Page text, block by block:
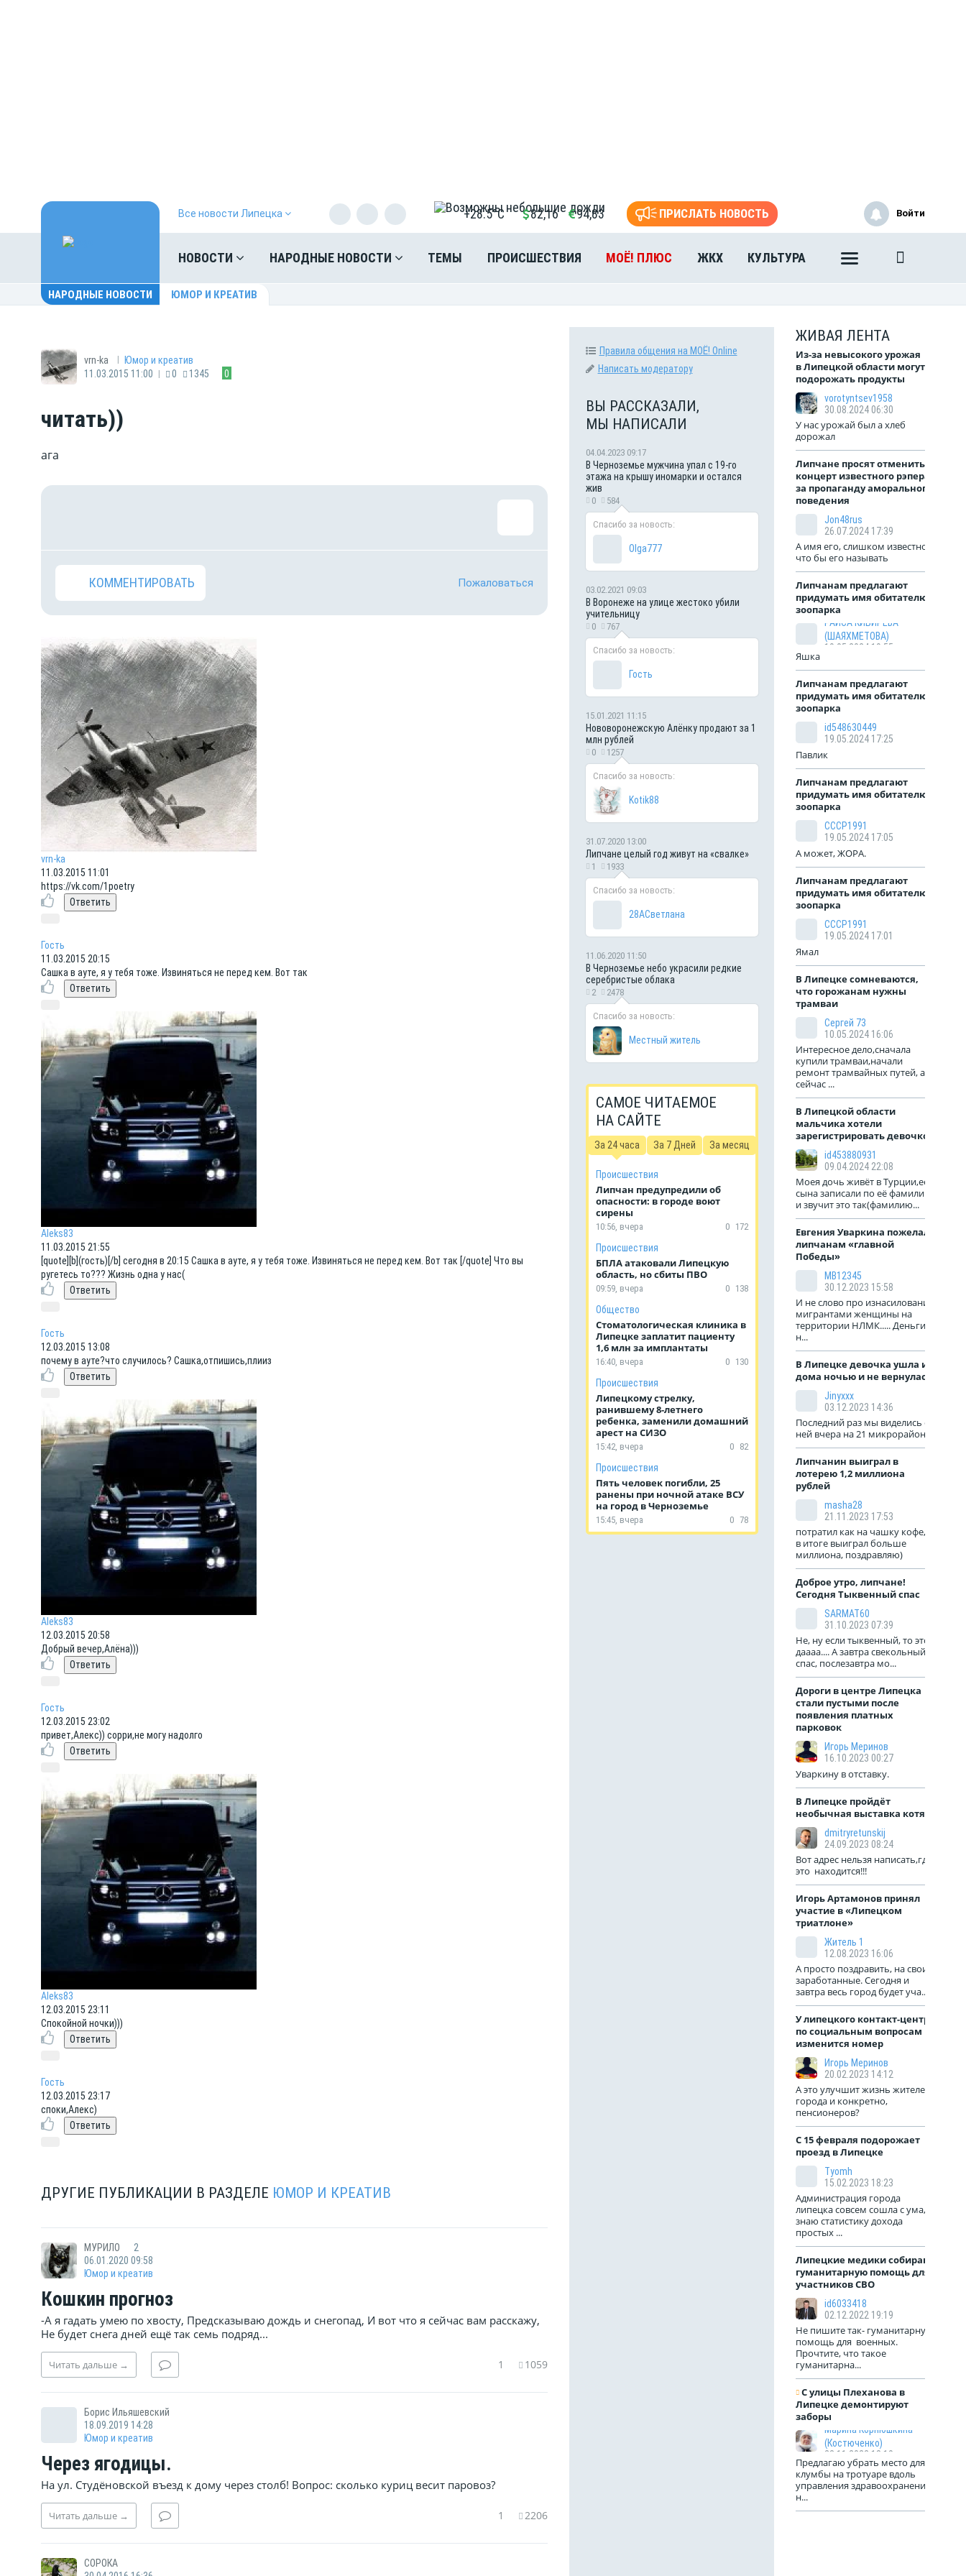
Все новости Липецка +28.5°C 82,16 94,83 ПРИСЛАТЬ НОВОСТЬ
НОВОСТИ НАРОДНЫЕ НОВОСТИ ТЕМЫ ПРОИСШЕСТВИЯ МОЁ! ПЛЮС ЖКХ КУЛЬТУРА
Войти
НАРОДНЫЕ НОВОСТИ ЮМОР И КРЕАТИВ
vrn-ka |
Юмор и креатив
11.03.2015 11:00 | 0 1345 0
читать))
ага
КОММЕНТИРОВАТЬ Пожаловаться
vrn-ka
11.03.2015 11:01
https://vk.com/1poetry
Гость
11.03.2015 20:15
Сашка в ауте, я у тебя тоже. Извиняться не перед кем. Вот так
Aleks83
11.03.2015 21:55
[quote][b](гость)[/b] сегодня в 20:15 Сашка в ауте, я у тебя тоже. Извиняться не перед кем. Вот так [/quote] Что вы
ругетесь то??? Жизнь одна у нас(
Гость
12.03.2015 13:08
почему в ауте?что случилось? Сашка,отпишись,плииз
Aleks83
12.03.2015 20:58
Добрый вечер,Алёна)))
Гость
12.03.2015 23:02
привет,Алекс)) сорри,не могу надолго
Aleks83
12.03.2015 23:11
Спокойной ночки)))
Гость
12.03.2015 23:17
споки,Алекс)
ДРУГИЕ ПУБЛИКАЦИИ В РАЗДЕЛЕ ЮМОР И КРЕАТИВ
МУРИЛО
2
06.01.2020 09:58
Юмор и креатив
Кошкин прогноз
-А я гадать умею по хвосту, Предсказываю дождь и снегопад, И вот что я сейчас вам расскажу,
Не будет снега дней ещё так семь подряд...
Читать дальше → 1 1059
Борис Ильяшевский
18.09.2019 14:28
Юмор и креатив
Через ягодицы.
На ул. Студёновской въезд к дому через столб! Вопрос: сколько куриц весит паровоз?
Читать дальше → 1 2206
СОРОКА
Правила общения на МОЁ! Online
Написать модератору
ВЫ РАССКАЗАЛИ,
МЫ НАПИСАЛИ
04.04.2023 09:17
В Черноземье мужчина упал с 19-го
этажа на крышу иномарки и остался
жив
0 584
Спасибо за новость:
Olga777
03.02.2021 09:03
В Воронеже на улице жестоко убили
учительницу
0 767
Спасибо за новость:
Гость
15.01.2021 11:15
Нововоронежскую Алёнку продают за 1
млн рублей
0 1257
Спасибо за новость:
Kotik88
31.07.2020 13:00
Липчане целый год живут на «свалке»
1 1933
Спасибо за новость:
28АСветлана
11.06.2020 11:50
В Черноземье небо украсили редкие
серебристые облака
2 2478
Спасибо за новость:
Местный житель
САМОЕ ЧИТАЕМОЕ
НА САЙТЕ
За 24 часа За 7 Дней За месяц
Происшествия
Липчан предупредили об
опасности: в городе воют
сирены
10:56, вчера 0 172
Происшествия
БПЛА атаковали Липецкую
область, но сбиты ПВО
09:59, вчера 0 138
Общество
Стоматологическая клиника в
Липецке заплатит пациенту
1,6 млн за имплантаты
16:40, вчера 0 130
Происшествия
Липецкому стрелку,
ранившему 8-летнего
ребенка, заменили домашний
арест на СИЗО
15:42, вчера 0 82
Происшествия
Пять человек погибли, 25
ранены при ночной атаке ВСУ
на город в Черноземье
15:45, вчера 0 78
ЖИВАЯ ЛЕНТА
Из-за невысокого урожая
в Липецкой области могут
подорожать продукты
vorotyntsev1958
30.08.2024 06:30
У нас урожай был а хлеб
дорожал
Липчане просят отменить
концерт известного рэпера
за пропаганду аморального
поведения
Jon48rus
26.07.2024 17:39
А имя его, слишком известное,
что бы его называть
Липчанам предлагают
придумать имя обитателю
зоопарка
РАИСА КИБИРЕВА
(ШАЯХМЕТОВА)
19.05.2024 19:55
Яшка
Липчанам предлагают
придумать имя обитателю
зоопарка
id548630449
19.05.2024 17:25
Павлик
Липчанам предлагают
придумать имя обитателю
зоопарка
СССР1991
19.05.2024 17:05
А может, ЖОРА.
Липчанам предлагают
придумать имя обитателю
зоопарка
СССР1991
19.05.2024 17:01
Ямал
В Липецке сомневаются,
что горожанам нужны
трамваи
Сергей 73
10.05.2024 16:06
Интересное дело,сначала
купили трамваи,начали
ремонт трамвайных путей, а
сейчас ...
В Липецкой области
мальчика хотели
зарегистрировать девочкой
id453880931
09.04.2024 22:08
Моея дочь живёт в Турции,её
сына записали по её фамилии
и звучит это так(фамилию...
Евгения Уваркина пожелала
липчанам «главной
Победы»
МВ12345
30.12.2023 15:58
И не слово про изнасилование
мигрантами женщины на
территории НЛМК..... Деньги
н...
В Липецке девочка ушла из
дома ночью и не вернулась
Jinyxxx
03.12.2023 14:36
Последний раз мы виделись с
ней вчера на 21 микрорайоне
Липчанин выиграл в
лотерею 1,2 миллиона
рублей
masha28
21.11.2023 17:53
потратил как на чашку кофе, а
в итоге выиграл больше
миллиона, поздравляю)
Доброе утро, липчане!
Сегодня Тыквенный спас
SARMAT60
31.10.2023 07:39
Не, ну если тыквенный, то это
даааа.... А завтра свекольный
спас, послезавтра мо...
Дороги в центре Липецка
стали пустыми после
появления платных
парковок
Игорь Меринов
16.10.2023 00:27
Уваркину в отставку.
В Липецке пройдёт
необычная выставка котят
dmitryretunskij
24.09.2023 08:24
Вот адрес нельзя написать,где
это находится!!!
Игорь Артамонов принял
участие в «Липецком
триатлоне»
Житель 1
12.08.2023 16:06
А просто поздравить, на свои
заработанные. Сегодня и
завтра весь город будет уча...
У липецкого контакт-центра
по социальным вопросам
изменится номер
Игорь Меринов
20.02.2023 14:12
А это улучшит жизнь жителей
города и конкретно,
пенсионеров?
С 15 февраля подорожает
проезд в Липецке
Tyomh
15.02.2023 18:23
Администрация города
липецка совсем сошла с ума,
знаю статистику дохода
простых ...
Липецкие медики собирают
гуманитарную помощь для
участников СВО
id6033418
02.12.2022 19:19
Не пишите так- гуманитарную
помощь для военных.
Прочтите, что такое
гуманитарна...
С улицы Плеханова в
Липецке демонтируют
заборы
Марина Корнюшкина
(Костюченко)
23.11.2022 18:10
Предлагаю убрать место для
клумбы на тротуаре вдоль
управления здравоохранения
н...